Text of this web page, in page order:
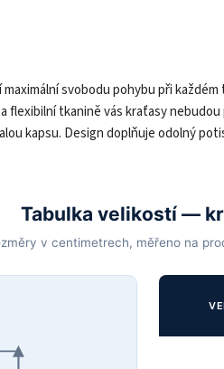
svobodu pohybu při
flexibilní tkanině vás kraťasy
kapsu. Design doplňuje odolný
Tabulka velikostí —
v centimetrech, měřeno na